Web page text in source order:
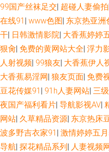
线网站 日韩新片aⅴ网 91视频免费
品女人乱轮 亚洲一区少妇人妻 美女
夜性交影院 69AV影院 伊人色图 91
理论 97超碰总站 超碰成人人妻 黄
社区porn 男人午夜网站 97CAO 都
99国产丝袜足交| 超碰人妻偷拍
在线91 | www色图| 东京热亚洲
干| 日韩激情影院| 大香蕉婷婷
狠肏| 免费的黄网站大全| 浮力
人射视频| 99狼友| 大香蕉伊人
大香蕉易淫网| 狼友页面| 免费
豆花传媒91 | 91h人妻网站| 三
夜国产福利看片| 导航影视AV|
网站| 久草精品资源| 东京热床
波多野吉衣家91 | 激情婷婷五
导航| 探花精品系列| 人妻视频